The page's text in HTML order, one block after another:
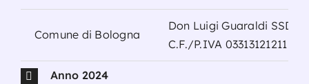
Comune di Bologna
Don Luigi Guaraldi SSD a
C.F./P.IVA 03313121211
Anno 2024